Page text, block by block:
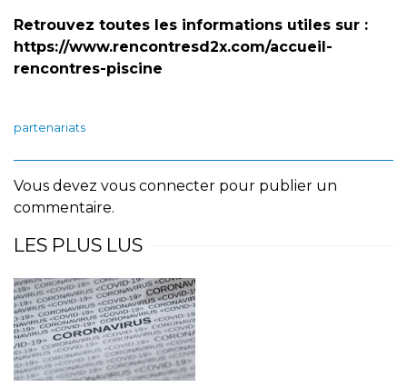
Retrouvez toutes les informations utiles sur :
https://www.rencontresd2x.com/accueil-
rencontres-piscine
partenariats
Vous devez vous connecter pour publier un
commentaire.
LES PLUS LUS